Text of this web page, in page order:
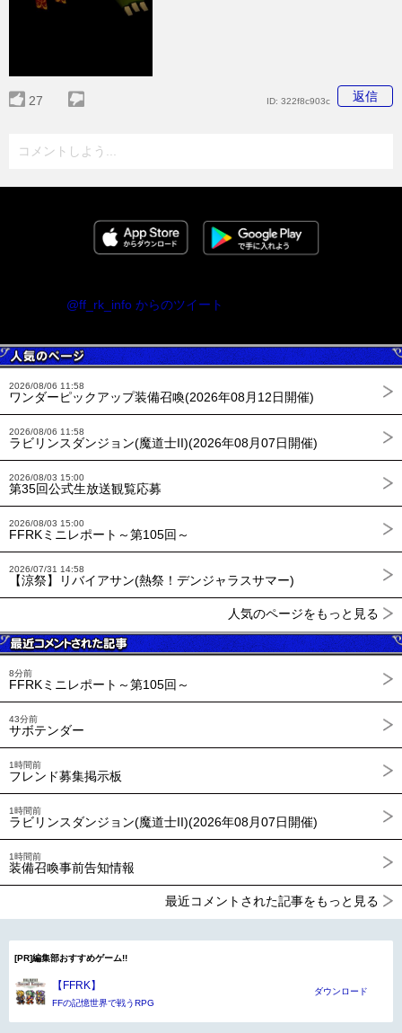
27 返信
ID: 322f8c903c
コメントしよう...
@ff_rk_info からのツイート
2026/08/06 11:58
ワンダーピックアップ装備召喚(2026年08月12日開催)
2026/08/06 11:58
ラビリンスダンジョン(魔道士II)(2026年08月07日開催)
2026/08/03 15:00
第35回公式生放送観覧応募
2026/08/03 15:00
FFRKミニレポート～第105回～
2026/07/31 14:58
【涼祭】リバイアサン(熱祭！デンジャラスサマー)
人気のページをもっと見る
8分前
FFRKミニレポート～第105回～
43分前
サボテンダー
1時間前
フレンド募集掲示板
1時間前
ラビリンスダンジョン(魔道士II)(2026年08月07日開催)
1時間前
装備召喚事前告知情報
最近コメントされた記事をもっと見る
[PR]編集部おすすめゲーム!!
【FFRK】
FFの記憶世界で戦うRPG
ダウンロード